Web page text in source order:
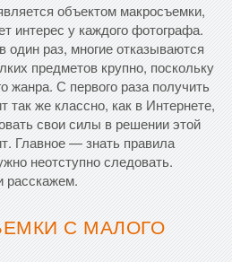
объектом макросъемки,
интерес у каждого фотографа.
один раз, многие отказываются
предметов крупно, поскольку
жанра. С первого раза получить
так же классно, как в Интернете,
свои силы в решении этой
Главное — знать правила
неотступно следовать.
расскажем.
С МАЛОГО